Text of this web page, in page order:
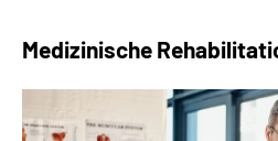
Medizinische